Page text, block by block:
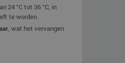
24 °C tot 36 °C, in
te worden.
, wat het vervangen